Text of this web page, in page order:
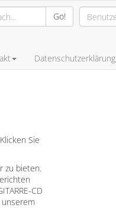
Go!
Datenschutzerklärung
Sie
zu bieten.
CD
unserem